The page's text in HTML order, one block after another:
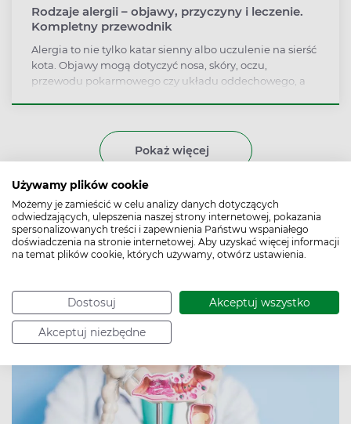
Używamy plików cookie
Możemy je zamieścić w celu analizy danych dotyczących
odwiedzających, ulepszenia naszej strony internetowej, pokazania
spersonalizowanych treści i zapewnienia Państwu wspaniałego
doświadczenia na stronie internetowej. Aby uzyskać więcej informacji
na temat plików cookie, których używamy, otwórz ustawienia.
Dostosuj Akceptuj wszystko
Akceptuj niezbędne
Rodzaje alergii – objawy, przyczyny i leczenie.
Kompletny przewodnik
Alergia to nie tylko katar sienny albo uczulenie na sierść
kota. Objawy mogą dotyczyć nosa, skóry, oczu,
przewodu pokarmowego czy układu oddechowego, a
kosmetykach. Nie każda alergia przebiega tak samo i
nie każda rozwija się już w dzieciństwie. Sprawdź, czym
się różnią, jakie dolegliwości mogą powodować, kiedy
Pokaż więcej
Czy alergia zaczyna się
od jelit?
Skrzypczak
9.07.2026